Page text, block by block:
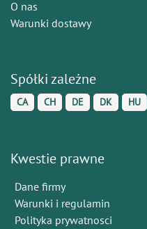
O nas
Warunki dostawy
Spółki zależne
CA CH DE DK HU
Kwestie prawne
Dane firmy
Warunki i regulamin
Polityka prywatnosci